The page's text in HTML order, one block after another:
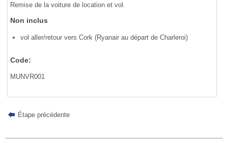
Remise de la voiture de location et vol.
Non inclus
vol aller/retour vers Cork (Ryanair au départ de Charleroi)
Code:
MUNVR001
Étape précédente